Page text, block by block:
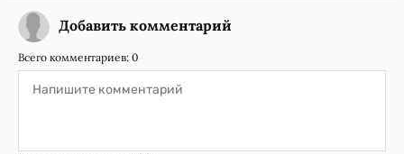
Добавить комментарий
Всего комментариев: 0